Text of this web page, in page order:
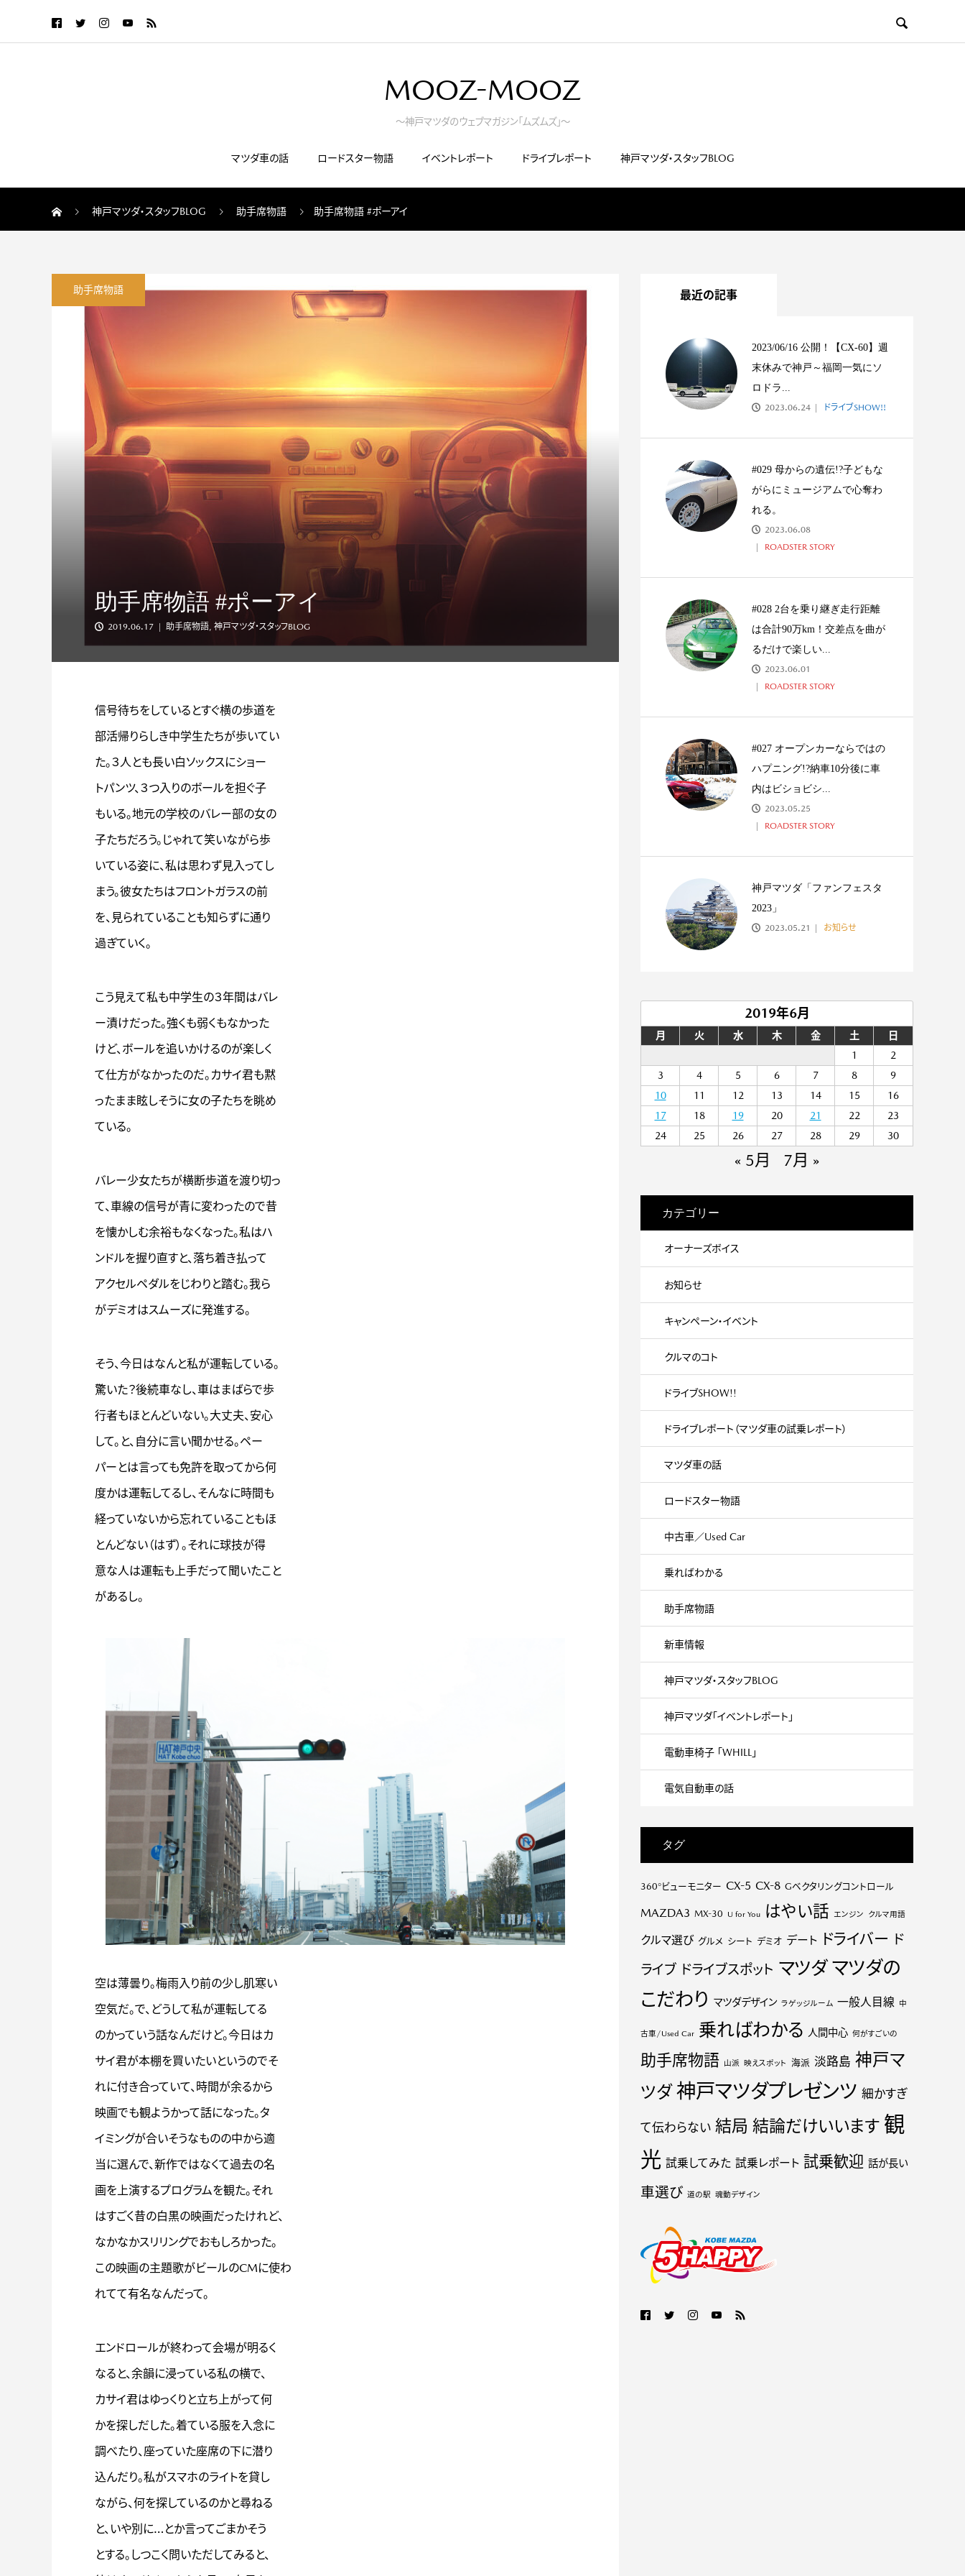

MOOZ-MOOZ
～神戸マツダのウェブマガジン「ムズムズ」～
マツダ車の話 ロードスター物語 イベントレポート ドライブレポート 神戸マツダ・スタッフBLOG
がかわいいユーノ...
る」このキャッチ...
神戸マツダ・スタッフBLOG 助手席物語 助手席物語 #ポーアイ
助手席物語
助手席物語 #ポーアイ
2019.06.17 助手席物語, 神戸マツダ・スタッフBLOG
信号待ちをしているとすぐ横の歩道を
部活帰りらしき中学生たちが歩いてい
た。３人とも長い白ソックスにショー
トパンツ、３つ入りのボールを担ぐ子
もいる。地元の学校のバレー部の女の
子たちだろう。じゃれて笑いながら歩
いている姿に、私は思わず見入ってし
まう。彼女たちはフロントガラスの前
を、見られていることも知らずに通り
過ぎていく。
こう見えて私も中学生の３年間はバレ
ー漬けだった。強くも弱くもなかった
けど、ボールを追いかけるのが楽しく
て仕方がなかったのだ。カサイ君も黙
ったまま眩しそうに女の子たちを眺め
ている。
バレー少女たちが横断歩道を渡り切っ
て、車線の信号が青に変わったので昔
を懐かしむ余裕もなくなった。私はハ
ンドルを握り直すと、落ち着き払って
アクセルペダルをじわりと踏む。我ら
がデミオはスムーズに発進する。
そう、今日はなんと私が運転している。
驚いた？後続車なし、車はまばらで歩
行者もほとんどいない。大丈夫、安心
して。と、自分に言い聞かせる。ペー
パーとは言っても免許を取ってから何
度かは運転してるし、そんなに時間も
経っていないから忘れていることもほ
とんどない（はず）。それに球技が得
意な人は運転も上手だって聞いたこと
があるし。
空は薄曇り。梅雨入り前の少し肌寒い
空気だ。で、どうして私が運転してる
のかっていう話なんだけど。今日はカ
サイ君が本棚を買いたいというのでそ
れに付き合っていて、時間が余るから
映画でも観ようかって話になった。タ
イミングが合いそうなものの中から適
当に選んで、新作ではなくて過去の名
画を上演するプログラムを観た。それ
はすごく昔の白黒の映画だったけれど、
なかなかスリリングでおもしろかった。
この映画の主題歌がビールのCMに使わ
れてて有名なんだって。
エンドロールが終わって会場が明るく
なると、余韻に浸っている私の横で、
カサイ君はゆっくりと立ち上がって何
かを探しだした。着ている服を入念に
調べたり、座っていた座席の下に潜り
込んだり。私がスマホのライトを貸し
ながら、何を探しているのかと尋ねる
と、いや別に…とか言ってごまかそう
とする。しつこく問いただしてみると、
最近の記事
2023/06/16 公開！【CX-60】週
末休みで神戸～福岡一気にソ
ロドラ...
2023.06.24 ドライブSHOW!!
#029 母からの遺伝!?子どもな
がらにミュージアムで心奪わ
れる。
2023.06.08
ROADSTER STORY
#028 2台を乗り継ぎ走行距離
は合計90万km！交差点を曲が
るだけで楽しい...
2023.06.01
ROADSTER STORY
#027 オープンカーならではの
ハプニング!?納車10分後に車
内はビショビシ...
2023.05.25
ROADSTER STORY
神戸マツダ「ファンフェスタ
2023」
2023.05.21 お知らせ
2019年6月
月 火 水 木 金 土
日
1
2
3
4 5 6 7 8
9
10
11 12 13 14 15
16
17
18 19 20 21 22
23
24
25 26 27 28 29 30
« 5月 7月 »
カテゴリー
オーナーズボイス
お知らせ
キャンペーン・イベント
クルマのコト
ドライブSHOW!!
ドライブレポート（マツダ車の試乗レポート）
マツダ車の話
ロードスター物語
中古車／Used Car
乗ればわかる
助手席物語
新車情報
神戸マツダ・スタッフBLOG
神戸マツダ「イベントレポート」
電動車椅子 「WHILL」
電気自動車の話
タグ
360°ビューモニター CX-5 CX-8 Gベクタリングコントロール
MAZDA3 MX-30 U for You はやい話 エンジン クルマ用語
クルマ選び グルメ シート デミオ デート ドライバー ド
ライブ ドライブスポット マツダ マツダの
こだわり マツダデザイン ラゲッジルーム 一般人目線 中
古車/Used Car 乗ればわかる 人間中心 何がすごいの
助手席物語 山派 映えスポット 海派 淡路島 神戸マ
ツダ 神戸マツダプレゼンツ 細かすぎ
て伝わらない 結局 結論だけいいます 観
光 試乗してみた 試乗レポート 試乗歓迎 話が長い
車選び 道の駅 魂動デザイン